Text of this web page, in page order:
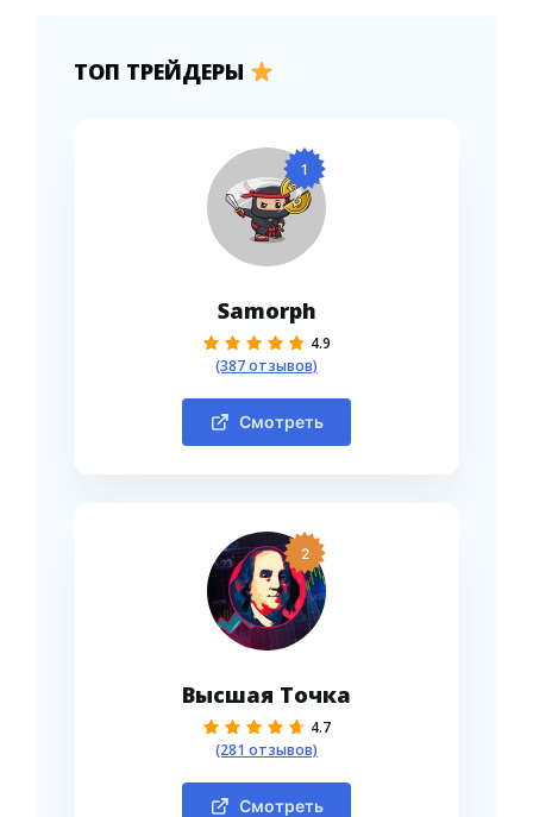
ТОП ТРЕЙДЕРЫ
1
Samorph
4.9
(387 отзывов)
Смотреть
2
Высшая Точка
4.7
(281 отзывов)
Смотреть